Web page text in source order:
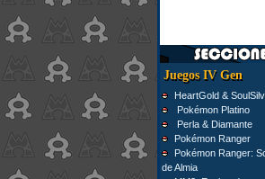
Juegos IV Gen
HeartGold &
Pokémon Platino
Perla & Diamante
Pokémon Ranger
Pokémon Ranger:
de Almia